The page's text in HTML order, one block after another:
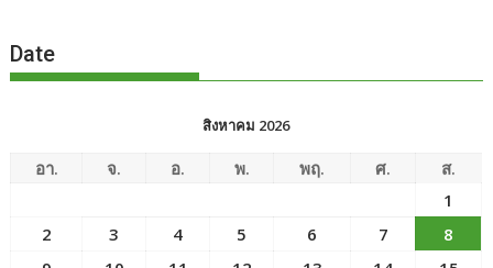
Date
สิงหาคม 2026
อา. จ. อ. พ. พฤ. ศ.
ส.
1
2
3 4 5 6 7
8